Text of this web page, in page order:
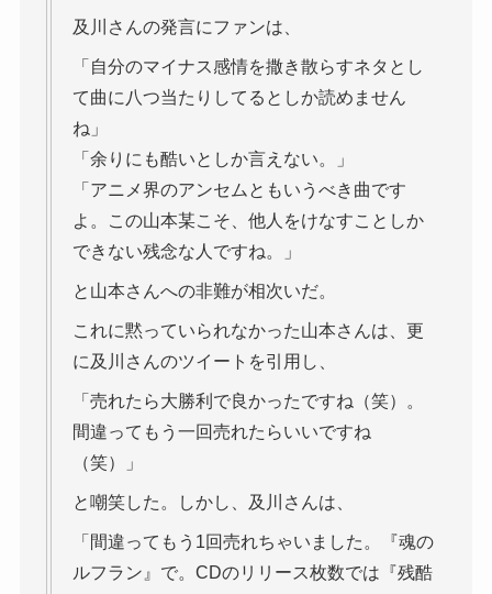
及川さんの発言にファンは、
「自分のマイナス感情を撒き散らすネタとし
て曲に八つ当たりしてるとしか読めません
ね」
「余りにも酷いとしか言えない。」
「アニメ界のアンセムともいうべき曲です
よ。この山本某こそ、他人をけなすことしか
できない残念な人ですね。」
と山本さんへの非難が相次いだ。
これに黙っていられなかった山本さんは、更
に及川さんのツイートを引用し、
「売れたら大勝利で良かったですね（笑）。
間違ってもう一回売れたらいいですね
（笑）」
と嘲笑した。しかし、及川さんは、
「間違ってもう1回売れちゃいました。『魂の
ルフラン』で。CDのリリース枚数では『残酷